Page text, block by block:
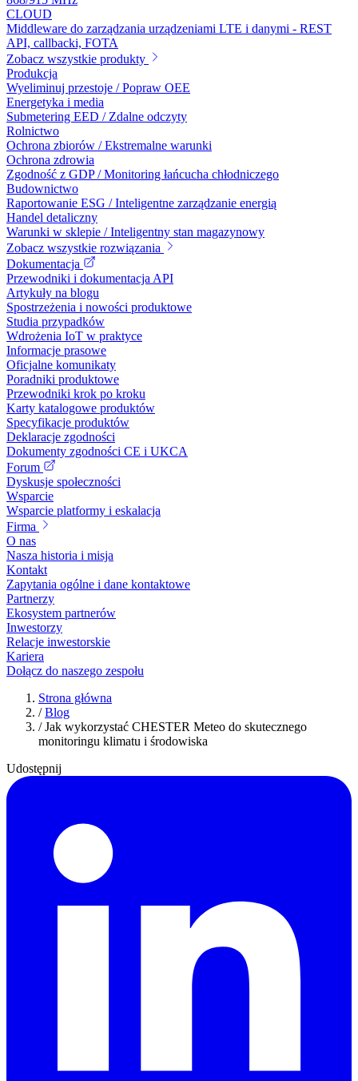
CLOUD
Middleware do zarządzania urządzeniami LTE i danymi - REST
API, callbacki, FOTA
Zobacz wszystkie produkty
Produkcja
Wyeliminuj przestoje / Popraw OEE
Energetyka i media
Submetering EED / Zdalne odczyty
Rolnictwo
Ochrona zbiorów / Ekstremalne warunki
Ochrona zdrowia
Zgodność z GDP / Monitoring łańcucha chłodniczego
Budownictwo
Raportowanie ESG / Inteligentne zarządzanie energią
Handel detaliczny
Warunki w sklepie / Inteligentny stan magazynowy
Zobacz wszystkie rozwiązania
Dokumentacja
Przewodniki i dokumentacja API
Artykuły na blogu
Spostrzeżenia i nowości produktowe
Studia przypadków
Wdrożenia IoT w praktyce
Informacje prasowe
Oficjalne komunikaty
Poradniki produktowe
Przewodniki krok po kroku
Karty katalogowe produktów
Specyfikacje produktów
Deklaracje zgodności
Dokumenty zgodności CE i UKCA
Forum
Dyskusje społeczności
Wsparcie
Wsparcie platformy i eskalacja
Firma
O nas
Nasza historia i misja
Kontakt
Zapytania ogólne i dane kontaktowe
Partnerzy
Ekosystem partnerów
Inwestorzy
Relacje inwestorskie
Kariera
Dołącz do naszego zespołu
Strona główna
/ Blog
/ Jak wykorzystać CHESTER Meteo do skutecznego
monitoringu klimatu i środowiska
Udostępnij